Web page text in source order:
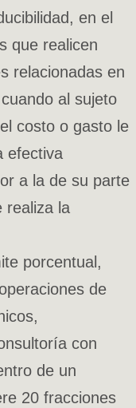
en el
que realicen
relacionadas en
al sujeto
costo o gasto le
efectiva
a la de su parte
realiza la
porcentual,
de
con
de un
20 fracciones